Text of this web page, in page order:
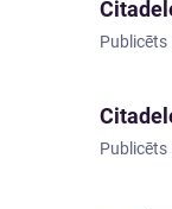
Publicēts
Publicēts